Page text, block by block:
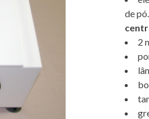
de pó.
2